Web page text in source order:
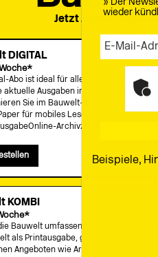
Jetzt Artikel
DIGITAL
Abo ist ideal für alle, die Bauwelt
aktuelle Ausgaben im e-Paper, greifen
Sie im Bauwelt-Archiv. Ihre
für mobiles LesenArchiv-Zugang als
Archivzugang *180,00 €
KOMBI
Bauwelt umfassend nutzen möchten:
als Printausgabe, greifen digital auf
Angeboten wie Archiv-Zugang,